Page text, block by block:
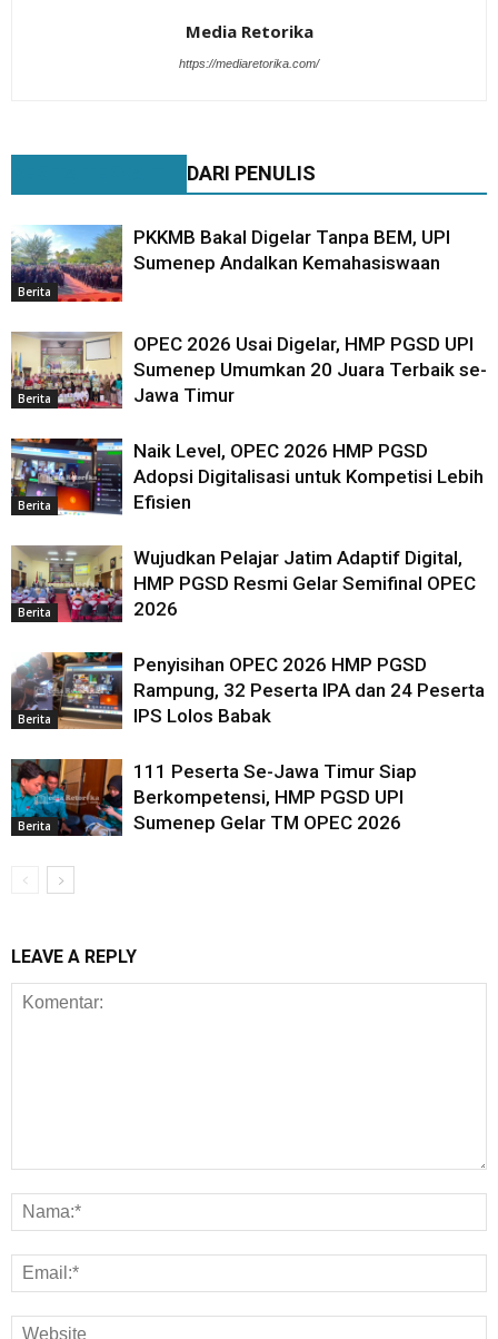
Media Retorika
https://mediaretorika.com/
DARI PENULIS
Berita
PKKMB Bakal Digelar Tanpa BEM, UPI
Sumenep Andalkan Kemahasiswaan
Berita
OPEC 2026 Usai Digelar, HMP PGSD UPI
Sumenep Umumkan 20 Juara Terbaik se-
Jawa Timur
Berita
Naik Level, OPEC 2026 HMP PGSD
Adopsi Digitalisasi untuk Kompetisi Lebih
Efisien
Berita
Wujudkan Pelajar Jatim Adaptif Digital,
HMP PGSD Resmi Gelar Semifinal OPEC
2026
Berita
Penyisihan OPEC 2026 HMP PGSD
Rampung, 32 Peserta IPA dan 24 Peserta
IPS Lolos Babak
Berita
111 Peserta Se-Jawa Timur Siap
Berkompetensi, HMP PGSD UPI
Sumenep Gelar TM OPEC 2026
LEAVE A REPLY